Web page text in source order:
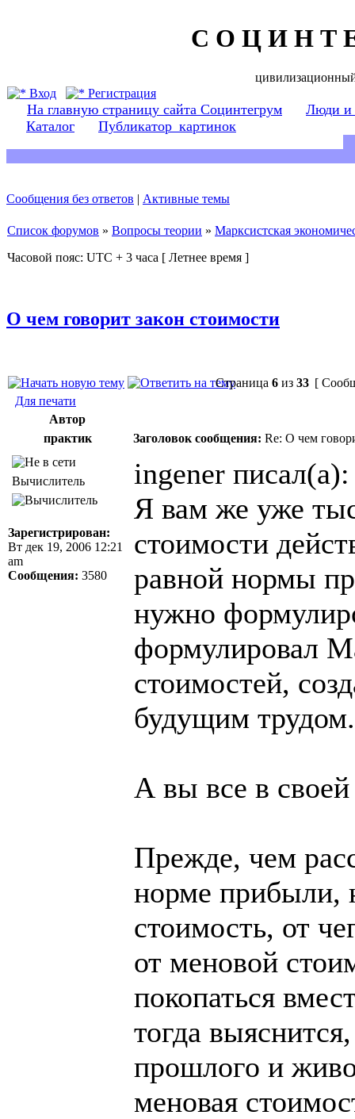
С О Ц И Н Т
Вход
Регистрация
На главную страницу сайта Социнтегрум
Люди и
Каталог
Публикатор_картинок
Сообщения без ответов | Активные темы
Список форумов » Вопросы теории » Марксистская
Часовой пояс: UTC + 3 часа [ Летнее время ]
О чем говорит закон стоимости
Страница 6 из 33 [
Для печати
Автор
практик
Заголовок сообщения: Re: О чем
Вычислитель
Зарегистрирован:
Вт дек 19, 2006 12:21
am
Сообщения: 3580
ingener писал(а):
Я вам же уже
стоимости
равной нормы
нужно
формулировал
стоимостей,
будущим трудом.
А вы все в
Прежде, чем
норме прибыли,
стоимость, от
от меновой
покопаться
тогда
прошлого и
меновая